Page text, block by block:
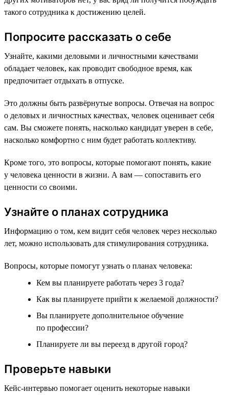
такого сотрудника к достижению целей.
Попросите рассказать о себе
Узнайте, какими деловыми и личностными качествами
обладает человек, как проводит свободное время, как
предпочитает отдыхать в отпуске.
Это должны быть развёрнутые вопросы. Отвечая на вопрос
о деловых и личностных качествах, человек оценивает себя
сам. Вы сможете понять, насколько кандидат уверен в себе,
насколько комфортно с ним будет работать коллективу.
Кроме того, это вопросы, которые помогают понять, какие
у человека ценности в жизни. А вам — сопоставить его
ценности со своими.
Узнайте о планах сотрудника
Информацию о том, кем видит себя человек через несколько
лет, можно использовать для стимулирования сотрудника.
Вопросы, которые помогут узнать о планах человека:
Кем вы планируете работать через 3 года?
Как вы планируете прийти к желаемой должности?
Вы планируете дополнительное обучение
по профессии?
Планируете ли вы переезд в другой город?
Проверьте навыки
Кейс-интервью помогает оценить некоторые навыки